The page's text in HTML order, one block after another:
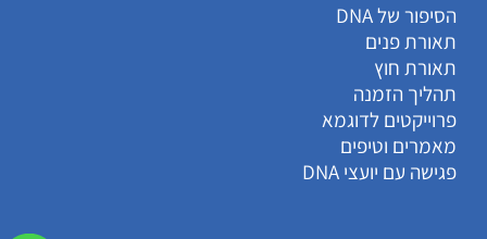
הסיפור של DNA
תאורת פנים
תאורת חוץ
תהליך הזמנה
פרוייקטים לדוגמא
מאמרים וטיפים
פגישה עם יועצי DNA